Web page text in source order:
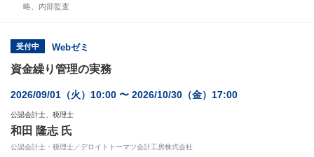
略
内部監査
受付中 Webゼミ
資金繰り管理の実務
2026/09/01（火）10:00 〜 2026/10/30（金）17:00
公認会計士、税理士
和田 隆志 氏
公認会計士・税理士／デロイトトーマツ会計工房株式会社